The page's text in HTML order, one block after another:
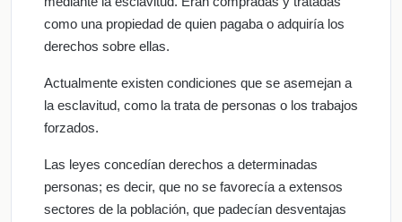
como una propiedad de quien pagaba o adquiría los
derechos sobre ellas.
Actualmente existen condiciones que se asemejan a
la esclavitud, como la trata de personas o los trabajos
forzados.
Las leyes concedían derechos a determinadas
personas; es decir, que no se favorecía a extensos
sectores de la población, que padecían desventajas